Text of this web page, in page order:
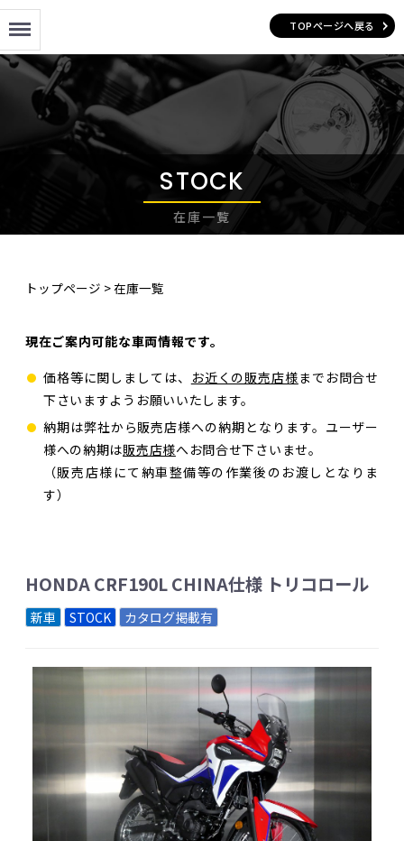
STOCK
在庫一覧
トップページ >在庫一覧
現在ご案内可能な車両情報です。
価格等に関しましては、
お近くの販売店様までお問合せ
下さいますようお願いいたします。
納期は弊社から販売店様への納期となります。ユーザー
様への納期は販売店様へお問合せ下さいませ。
（販売店様にて納車整備等の作業後のお渡しとなりま
す）
HONDA CRF190L CHINA仕様 トリコロール
新車 STOCK カタログ掲載有
TOPページへ戻る